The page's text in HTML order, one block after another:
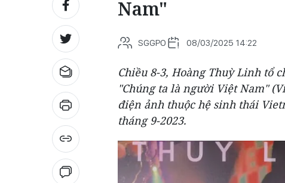
Nam"
SGGPO 08/03/2025 14:22
Chiều 8-3, Hoàng Thuỳ Linh tổ
"Chúng ta là người Việt Nam"
điện ảnh thuộc hệ sinh thái
tháng 9-2023.